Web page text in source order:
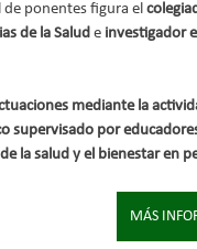
de ponentes figura el
de la Salud e investigador
mediante la
supervisado por
la salud y el bienestar en
MÁS